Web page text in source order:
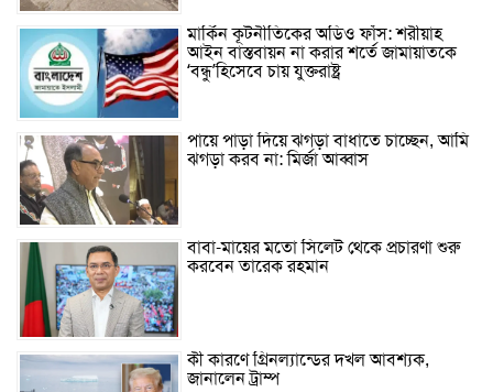
মার্কিন কূটনীতিকের অডিও ফাঁস: শরীয়াহ
আইন বাস্তবায়ন না করার শর্তে জামায়াতকে
‘বন্ধু’হিসেবে চায় যুক্তরাষ্ট্র
পায়ে পাড়া দিয়ে ঝগড়া বাধাতে চাচ্ছেন, আমি
ঝগড়া করব না: মির্জা আব্বাস
বাবা-মায়ের মতো সিলেট থেকে প্রচারণা শুরু
করবেন তারেক রহমান
কী কারণে গ্রিনল্যান্ডের দখল আবশ্যক,
জানালেন ট্রাম্প